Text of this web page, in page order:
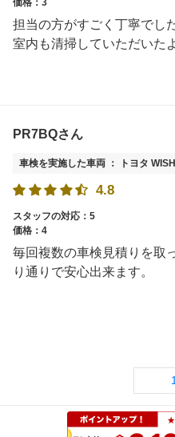
担当の方がすごく丁寧でし
室内も清掃していただいた
PR7BQさん
車検を実施した車両 ： トヨタ WISH
4.8
スタッフの対応：5
価格：4
毎回複数の車検見積りを取
り通りで安心出来ます。